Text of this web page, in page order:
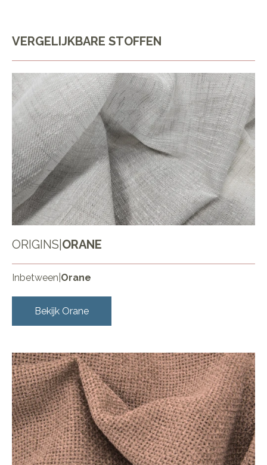
VERGELIJKBARE STOFFEN
ORIGINS ORANE
Inbetween Orane
Bekijk Orane